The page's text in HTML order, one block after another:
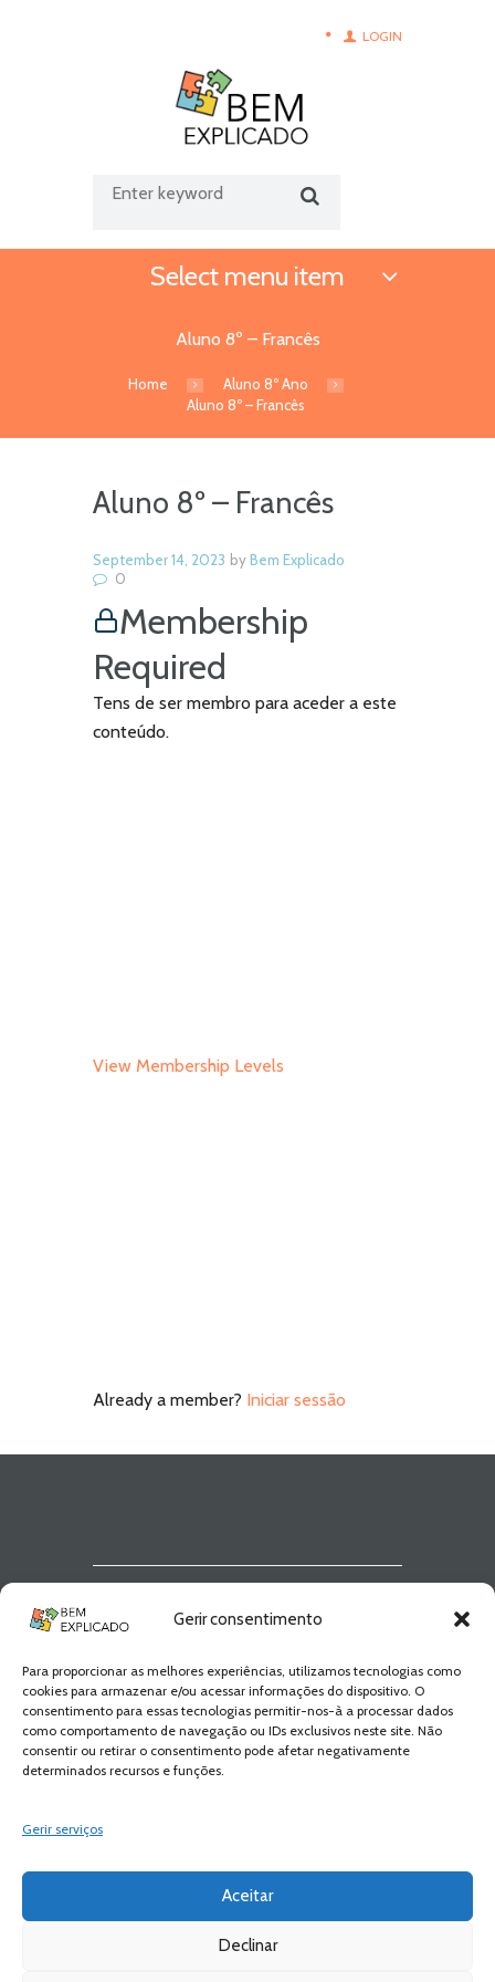
Gerir consentimento
Para proporcionar as melhores experiências, utilizamos tecnologias como
cookies para armazenar e/ou acessar informações do dispositivo. O
consentimento para essas tecnologias permitir-nos-à a processar dados
como comportamento de navegação ou IDs exclusivos neste site. Não
consentir ou retirar o consentimento pode afetar negativamente
determinados recursos e funções.
Gerir serviços
Aceitar
Declinar
LOGIN
Select menu item
Aluno 8º – Francês
Home
Aluno 8º Ano
Aluno 8º – Francês
Aluno 8º – Francês
September 14, 2023 byBem Explicado
0
Membership
Required
Tens de ser membro para aceder a este
conteúdo.
View Membership Levels
Already a member? Iniciar sessão
Explicado
Fica a par de todas as novidades! Zero
Spam, apenas novidades e novos
conteúdos!